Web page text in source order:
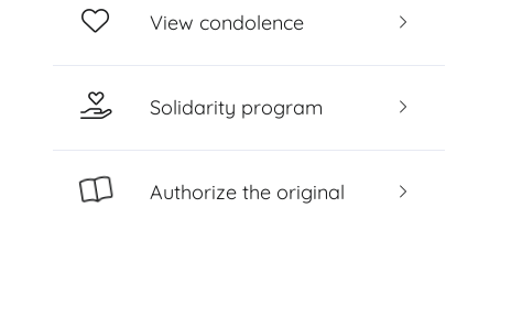
View condolence
Solidarity program
Authorize the original